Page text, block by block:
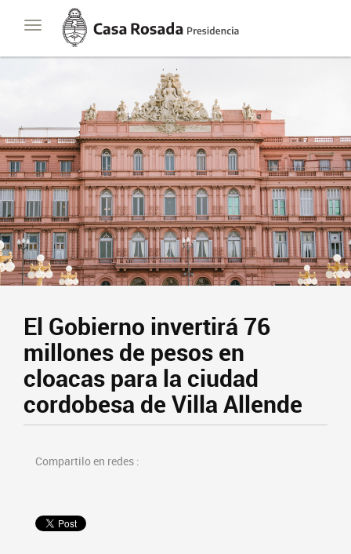
Toggle
navigation
Casa
Rosada
Presidencia
de
El Gobierno invertirá 76
millones de pesos en
cloacas para la ciudad
cordobesa de Villa Allende
Compartilo en redes :